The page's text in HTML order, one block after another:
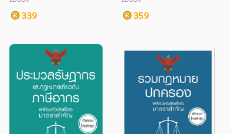
เรื่องทุกมาตรา ฉบับสม
บูรณ์
339
ระมวลกฎหมายวิธีพิจาร
ณาความแพ่งพร้อมหัวข้
มบูรณ์
359